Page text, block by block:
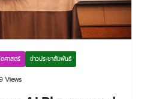
ศาสตร์ ข่าวประชาสัมพันธ์
Views